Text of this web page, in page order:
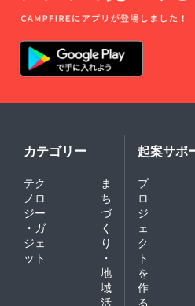
カテゴリー
テク
ノロ
ジー
・ガ
ジェ
ット
ま
ち
づ
く
り
・
地
域
活
起案サポ
プ
ロ
ジ
ェ
ク
ト
を
作
る